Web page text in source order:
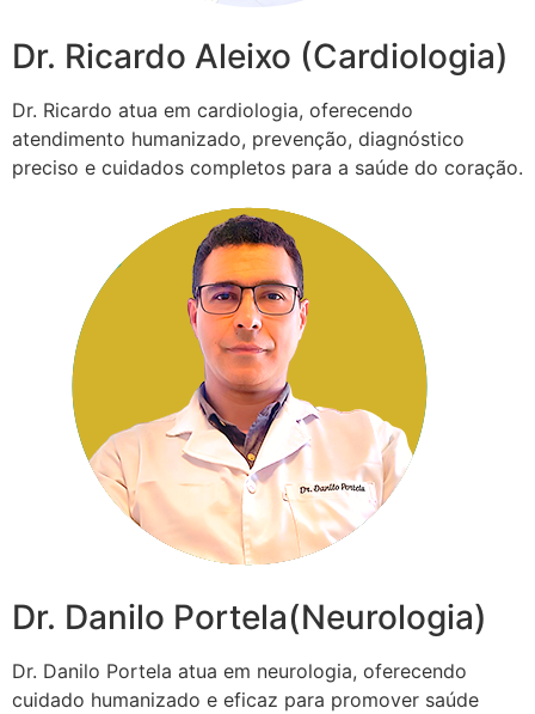
Dr. Ricardo Aleixo (Cardiologia)
Dr. Ricardo atua em cardiologia, oferecendo
atendimento humanizado, prevenção, diagnóstico
preciso e cuidados completos para a saúde do coração.
Dr. Danilo Portela(Neurologia)
Dr. Danilo Portela atua em neurologia, oferecendo
cuidado humanizado e eficaz para promover saúde